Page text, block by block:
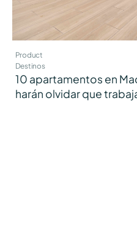
Product
Destinos
10 apartamentos en
harán olvidar que